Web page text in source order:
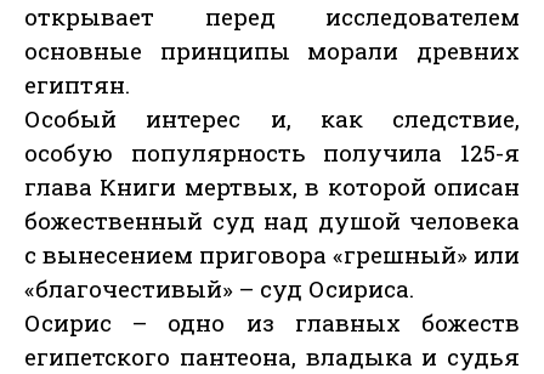
открывает перед исследователем
основные принципы морали древних
египтян.
Особый интерес и, как следствие,
особую популярность получила 125-я
глава Книги мертвых, в которой описан
божественный суд над душой человека
с вынесением приговора «грешный» или
«благочестивый» – суд Осириса.
Осирис – одно из главных божеств
египетского пантеона, владыка и судья